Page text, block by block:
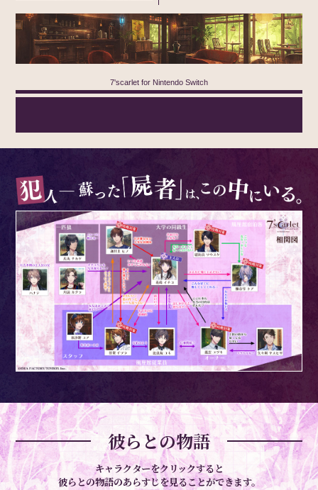
7'scarlet for Nintendo Switch
彼らとの物語
キャラクターをクリックすると
彼らとの物語のあらすじを見ることができます。